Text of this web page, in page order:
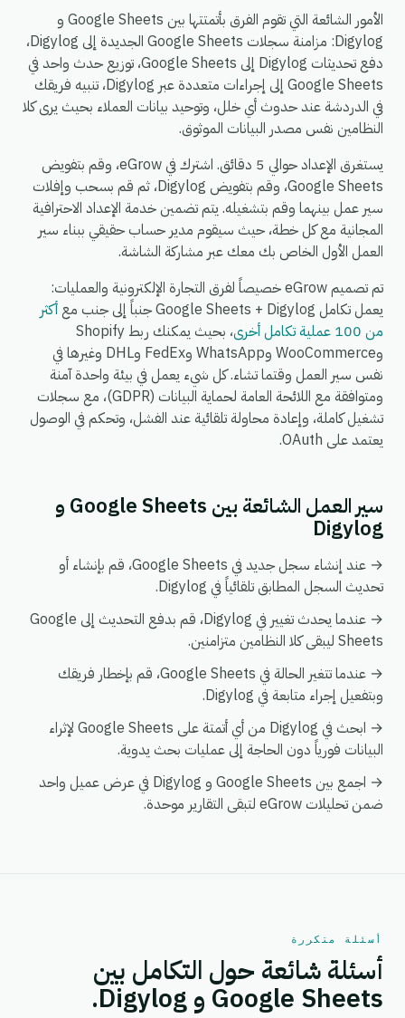
الأمور الشائعة التي تقوم الفرق بأتمتتها بين Google Sheets و
Digylog: مزامنة سجلات Google Sheets الجديدة إلى Digylog،
دفع تحديثات Digylog إلى Google Sheets، توزيع حدث واحد في
Google Sheets إلى إجراءات متعددة عبر Digylog، تنبيه فريقك
في الدردشة عند حدوث أي خلل، وتوحيد بيانات العملاء بحيث يرى كلا
النظامين نفس مصدر البيانات الموثوق.
يستغرق الإعداد حوالي 5 دقائق. اشترك في eGrow، وقم بتفويض
Google Sheets، وقم بتفويض Digylog، ثم قم بسحب وإفلات
سير عمل بينهما وقم بتشغيله. يتم تضمين خدمة الإعداد الاحترافية
المجانية مع كل خطة، حيث سيقوم مدير حساب حقيقي ببناء سير
العمل الأول الخاص بك معك عبر مشاركة الشاشة.
تم تصميم eGrow خصيصاً لفرق التجارة الإلكترونية والعمليات:
يعمل تكامل Google Sheets + Digylog جنباً إلى جنب مع
أكثر
من 100 عملية تكامل أخرى
، بحيث يمكنك ربط Shopify
وWooCommerce وWhatsApp وFedEx وDHL وغيرها في
نفس سير العمل وقتما تشاء. كل شيء يعمل في بيئة واحدة آمنة
ومتوافقة مع اللائحة العامة لحماية البيانات (GDPR)، مع سجلات
تشغيل كاملة، وإعادة محاولة تلقائية عند الفشل، وتحكم في الوصول
يعتمد على OAuth.
سير العمل الشائعة بين Google Sheets و
Digylog
→ عند إنشاء سجل جديد في Google Sheets، قم بإنشاء أو
تحديث السجل المطابق تلقائياً في Digylog.
→ عندما يحدث تغيير في Digylog، قم بدفع التحديث إلى Google
Sheets ليبقى كلا النظامين متزامنين.
→ عندما تتغير الحالة في Google Sheets، قم بإخطار فريقك
وبتفعيل إجراء متابعة في Digylog.
→ ابحث في Digylog من أي أتمتة على Google Sheets لإثراء
البيانات فورياً دون الحاجة إلى عمليات بحث يدوية.
→ اجمع بين Google Sheets و Digylog في عرض عميل واحد
ضمن تحليلات eGrow لتبقى التقارير موحدة.
أسئلة متكررة
أسئلة شائعة حول التكامل بين
Google Sheets و Digylog.